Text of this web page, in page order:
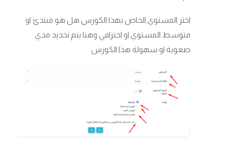
اختر المستوي الخاص بهذا الكورس هل هو مبتدئ او
متوسط المستوي او احترافي وهنا يتم تحديد مدي
صعوبة او سهولة هذا الكورس